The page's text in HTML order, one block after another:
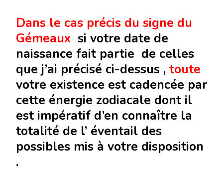
Dans le cas précis du signe du
Gémeaux si votre date de
naissance fait partie de celles
que j’ai précisé ci-dessus , toute
votre existence est cadencée par
cette énergie zodiacale dont il
est impératif d’en connaître la
totalité de l’ éventail des
possibles mis à votre disposition
.